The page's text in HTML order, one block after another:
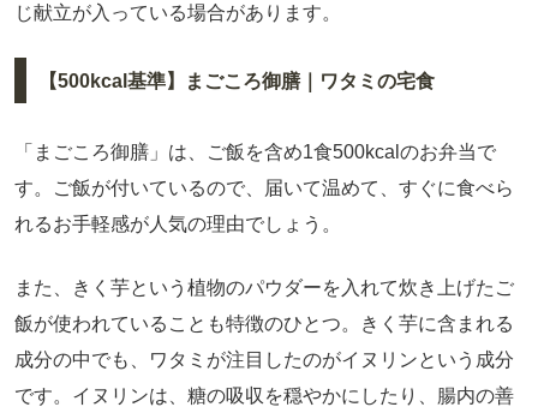
じ献立が入っている場合があります。
【500kcal基準】まごころ御膳｜ワタミの宅食
「まごころ御膳」は、ご飯を含め1食500kcalのお弁当で
す。ご飯が付いているので、届いて温めて、すぐに食べら
れるお手軽感が人気の理由でしょう。
また、きく芋という植物のパウダーを入れて炊き上げたご
飯が使われていることも特徴のひとつ。きく芋に含まれる
成分の中でも、ワタミが注目したのがイヌリンという成分
です。イヌリンは、糖の吸収を穏やかにしたり、腸内の善